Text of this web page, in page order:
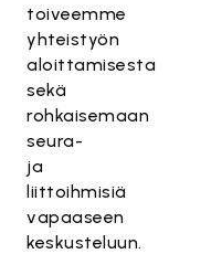
toiveemme
yhteistyön
aloittamisesta
sekä
rohkaisemaan
seura-
ja
liittoihmisiä
vapaaseen
keskusteluun.